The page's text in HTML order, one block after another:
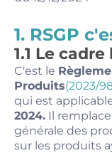
1. RSGP
1.1 Le
C'est le
Produits(2023/
qui est
2024. Il
générale des
sur les produits